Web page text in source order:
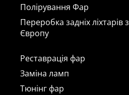
Полірування Фар
Переробка задніх
Європу
Реставрація фар
Заміна ламп
Тюнінг фар